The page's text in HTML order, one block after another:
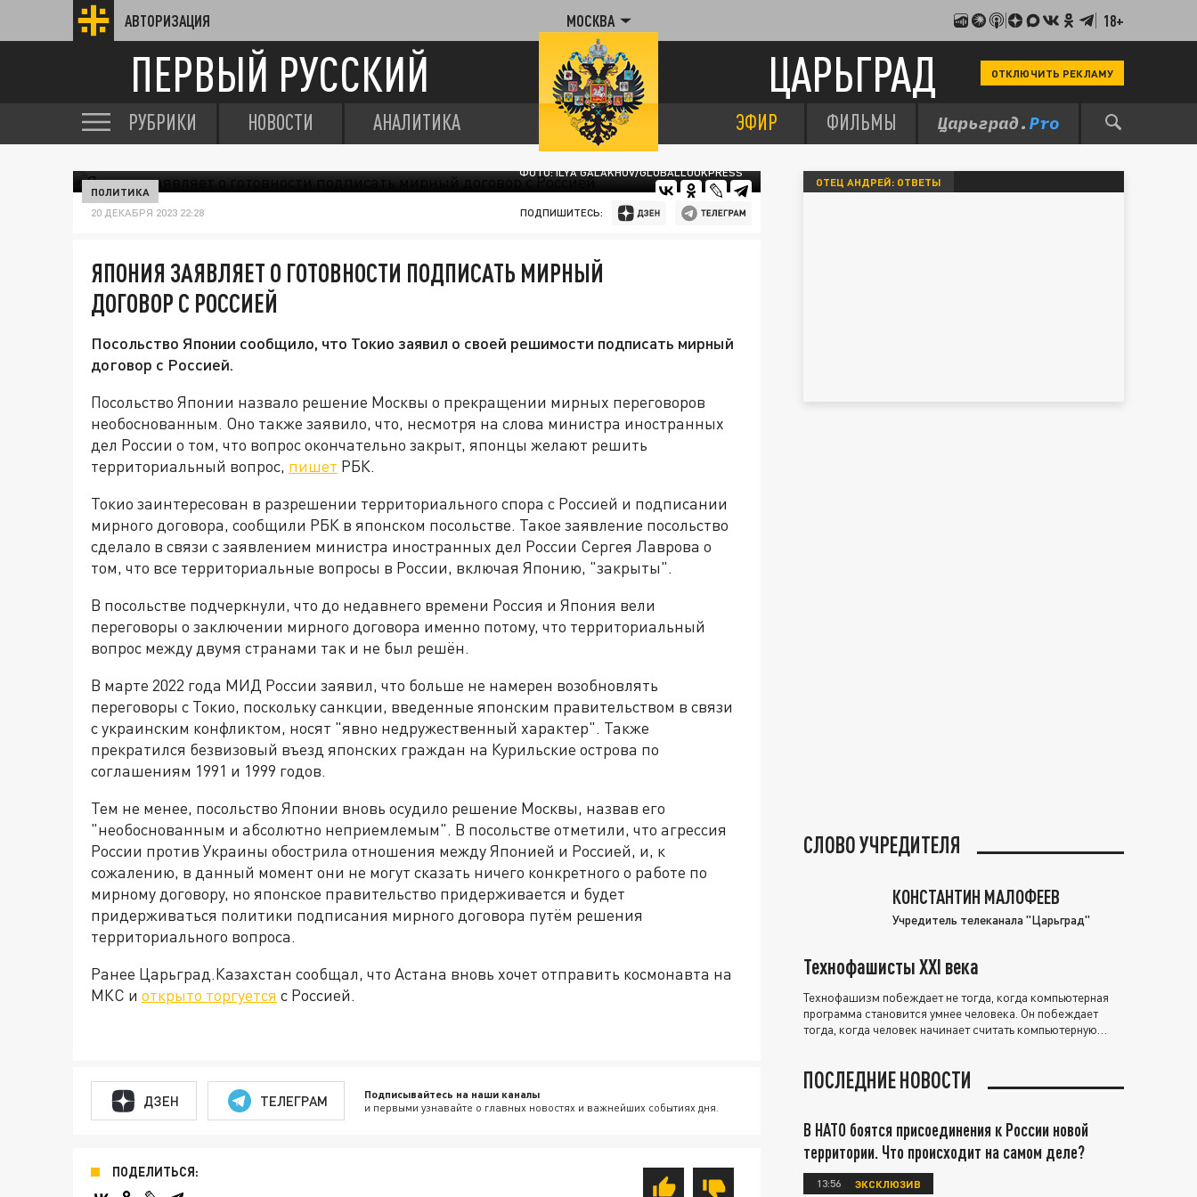
АВТОРИЗАЦИЯ МОСКВА 18+
ПЕРВЫЙ РУССКИЙ ЦАРЬГРАД ОТКЛЮЧИТЬ РЕКЛАМУ
РУБРИКИ НОВОСТИ АНАЛИТИКА ЭФИР ФИЛЬМЫ
ФОТО: ILYA GALAKHOV/GLOBALLOOKPRESS
ПОЛИТИКА
20 ДЕКАБРЯ 2023 22:28 ПОДПИШИТЕСЬ:
ЯПОНИЯ ЗАЯВЛЯЕТ О ГОТОВНОСТИ ПОДПИСАТЬ МИРНЫЙ
ДОГОВОР С РОССИЕЙ
Посольство Японии сообщило, что Токио заявил о своей решимости подписать мирный
договор с Россией.
Посольство Японии назвало решение Москвы о прекращении мирных переговоров
необоснованным. Оно также заявило, что, несмотря на слова министра иностранных
дел России о том, что вопрос окончательно закрыт, японцы желают решить
территориальный вопрос, пишет РБК.
Токио заинтересован в разрешении территориального спора с Россией и подписании
мирного договора, сообщили РБК в японском посольстве. Такое заявление посольство
сделало в связи с заявлением министра иностранных дел России Сергея Лаврова о
том, что все территориальные вопросы в России, включая Японию, "закрыты".
В посольстве подчеркнули, что до недавнего времени Россия и Япония вели
переговоры о заключении мирного договора именно потому, что территориальный
вопрос между двумя странами так и не был решён.
В марте 2022 года МИД России заявил, что больше не намерен возобновлять
переговоры с Токио, поскольку санкции, введенные японским правительством в связи
с украинским конфликтом, носят "явно недружественный характер". Также
прекратился безвизовый въезд японских граждан на Курильские острова по
соглашениям 1991 и 1999 годов.
Тем не менее, посольство Японии вновь осудило решение Москвы, назвав его
"необоснованным и абсолютно неприемлемым". В посольстве отметили, что агрессия
России против Украины обострила отношения между Японией и Россией, и, к
сожалению, в данный момент они не могут сказать ничего конкретного о работе по
мирному договору, но японское правительство придерживается и будет
придерживаться политики подписания мирного договора путём решения
территориального вопроса.
Ранее Царьград.Казахстан сообщал, что Астана вновь хочет отправить космонавта на
МКС и открыто торгуется с Россией.
ДЗЕН ТЕЛЕГРАМ Подписывайтесь на наши каналы
и первыми узнавайте о главных новостях и важнейших событиях дня.
ПОДЕЛИТЬСЯ:
ОТЕЦ АНДРЕЙ: ОТВЕТЫ
СЛОВО УЧРЕДИТЕЛЯ
КОНСТАНТИН МАЛОФЕЕВ
Учредитель телеканала "Царьград"
Технофашисты XXI века
Технофашизм побеждает не тогда, когда компьютерная
программа становится умнее человека. Он побеждает
тогда, когда человек начинает считать компьютерную
ПОСЛЕДНИЕ НОВОСТИ
В НАТО боятся присоединения к России новой
территории. Что происходит на самом деле?
13:56 ЭКСКЛЮЗИВ